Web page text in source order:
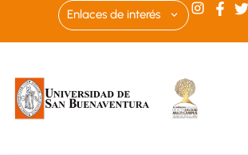
Enlaces de interés